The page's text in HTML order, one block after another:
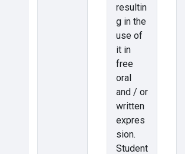
resultin
g in the
use of
it in
free
oral
and / or
written
expres
sion.
Student